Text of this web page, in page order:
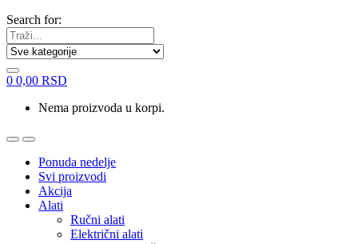
Search for:
0 0,00 RSD
Nema proizvoda u korpi.
Ponuda nedelje
Svi proizvodi
Akcija
Alati
Ručni alati
Električni alati